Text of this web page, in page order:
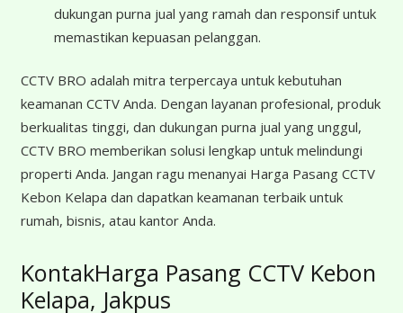
dukungan purna jual yang ramah dan responsif untuk
memastikan kepuasan pelanggan.
CCTV BRO adalah mitra terpercaya untuk kebutuhan
keamanan CCTV Anda. Dengan layanan profesional, produk
berkualitas tinggi, dan dukungan purna jual yang unggul,
CCTV BRO memberikan solusi lengkap untuk melindungi
properti Anda. Jangan ragu menanyai Harga Pasang CCTV
Kebon Kelapa dan dapatkan keamanan terbaik untuk
rumah, bisnis, atau kantor Anda.
KontakHarga Pasang CCTV Kebon
Kelapa, Jakpus